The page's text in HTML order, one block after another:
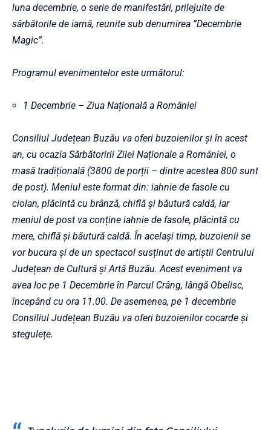
luna decembrie, o serie de manifestări, prilejuite de
sărbătorile de iarnă, reunite sub denumirea ”Decembrie
Magic”.
Programul evenimentelor este următorul:
1 Decembrie – Ziua Națională a României
Consiliul Județean Buzău va oferi buzoienilor și în acest
an, cu ocazia Sărbătoririi Zilei Naționale a României, o
masă tradițională (3800 de porții – dintre acestea 800 sunt
de post). Meniul este format din: iahnie de fasole cu
ciolan, plăcintă cu brânză, chiflă și băutură caldă, iar
meniul de post va conține iahnie de fasole, plăcintă cu
mere, chiflă și băutură caldă. În același timp, buzoienii se
vor bucura și de un spectacol susținut de artiștii Centrului
Județean de Cultură și Artă Buzău. Acest eveniment va
avea loc pe 1 Decembrie în Parcul Crâng, lângă Obelisc,
începând cu ora 11.00. De asemenea, pe 1 decembrie
Consiliul Județean Buzău va oferi buzoienilor cocarde și
stegulețe.